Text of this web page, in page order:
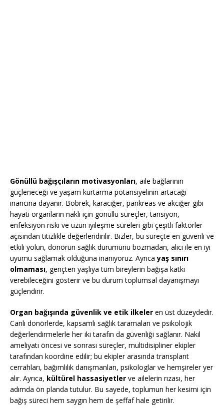
Gönüllü bağışçıların motivasyonları, aile bağlarının
güçleneceği ve yaşam kurtarma potansiyelinin artacağı
inancına dayanır. Böbrek, karaciğer, pankreas ve akciğer gibi
hayati organların nakli için gönüllü süreçler, tansiyon,
enfeksiyon riski ve uzun iyileşme süreleri gibi çeşitli faktörler
açısından titizlikle değerlendirilir. Bizler, bu süreçte en güvenli ve
etkili yolun, donörün sağlık durumunu bozmadan, alıcı ile en iyi
uyumu sağlamak olduğuna inanıyoruz. Ayrıcayaş sınırı
olmaması, gençten yaşlıya tüm bireylerin bağışa katkı
verebileceğini gösterir ve bu durum toplumsal dayanışmayı
güçlendirir.
Organ bağışında güvenlik ve etik ilkeler en üst düzeydedir.
Canlı donörlerde, kapsamlı sağlık taramaları ve psikolojik
değerlendirmelerle her iki tarafın da güvenliği sağlanır. Nakil
ameliyatı öncesi ve sonrası süreçler, multidisipliner ekipler
tarafından koordine edilir; bu ekipler arasında transplant
cerrahları, bağımlılık danışmanları, psikologlar ve hemşireler yer
alır. Ayrıca, kültürel hassasiyetler ve ailelerin rızası, her
adımda ön planda tutulur. Bu sayede, toplumun her kesimi için
bağış süreci hem saygın hem de şeffaf hale getirilir.